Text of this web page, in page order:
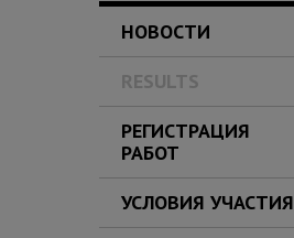
НОВОСТИ
RESULTS
РЕГИСТРАЦИЯ
РАБОТ
УСЛОВИЯ УЧАСТИЯ